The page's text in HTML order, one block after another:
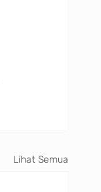
Lihat Semua